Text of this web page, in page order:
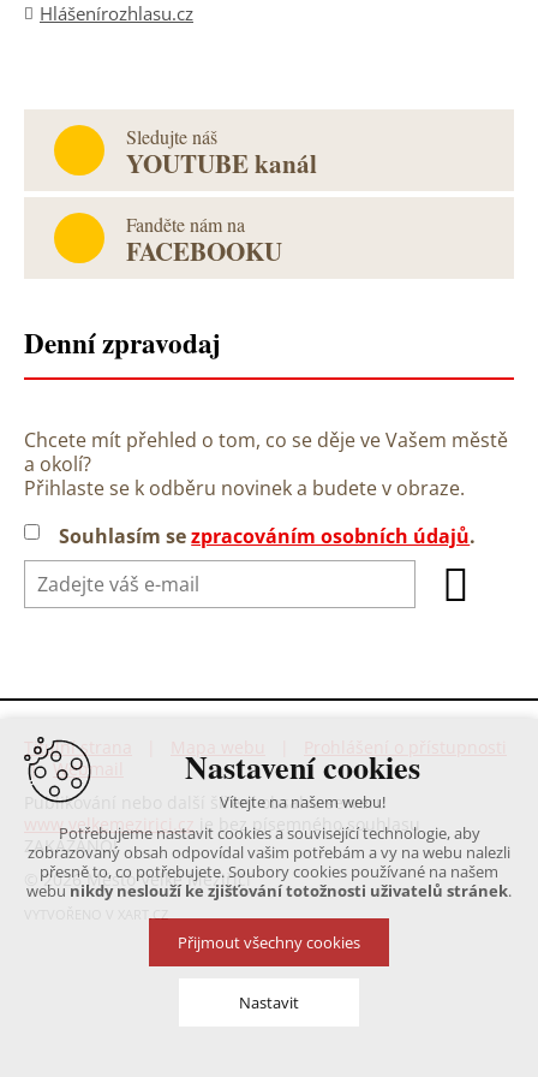
Hlášenírozhlasu.cz
Sledujte náš
YOUTUBE kanál
Fanděte nám na
FACEBOOKU
Denní zpravodaj
Chcete mít přehled o tom, co se děje ve Vašem městě
a okolí?
Přihlaste se k odběru novinek a budete v obraze.
Souhlasím sezpracováním osobních údajů.
Titulní strana
|Webmail
Publikování nebo další šíření obsahu serveru
www.velkemezirici.cz
je bez písemného souhlasu
ZAKÁZÁNO!
© 2026 Město Velké Meziříčí
VYTVOŘENO V XART.CZ
Nastavení cookies
Vítejte na našem webu!
Potřebujeme nastavit cookies a související technologie, aby
zobrazovaný obsah odpovídal vašim potřebám a vy na webu nalezli
přesně to, co potřebujete. Soubory cookies používané na našem
webu nikdy neslouží ke zjišťování totožnosti uživatelů stránek.
Přijmout všechny cookies
Nastavit